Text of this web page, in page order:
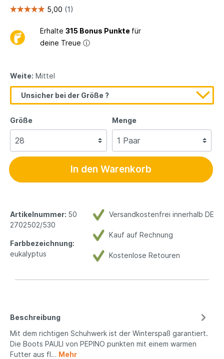
Erhalte 315 Bonus Punkte für
deine Treue ⓘ
Weite: Mittel
Unsicher bei der Größe ?
Größe Menge
In den Warenkorb
Versandkostenfrei innerhalb DE
Kauf auf Rechnung
Kostenlose Retouren
Artikelnummer: 50
2702502/530
Farbbezeichnung:
eukalyptus
Beschreibung
Mit dem richtigen Schuhwerk ist der Winterspaß garantiert.
Die Boots PAULI von PEPINO punkten mit einem warmen
Futter aus fl… Mehr